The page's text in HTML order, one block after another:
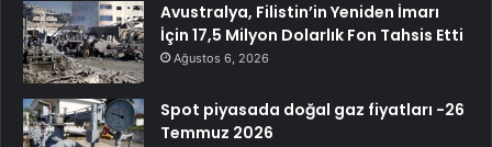
Avustralya, Filistin’in Yeniden İmarı
İçin 17,5 Milyon Dolarlık Fon Tahsis Etti
Ağustos 6, 2026
Spot piyasada doğal gaz fiyatları -26
Temmuz 2026